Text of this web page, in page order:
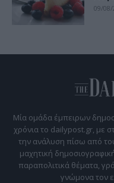
09/08/
Μία ομάδα έμπειρων
χρόνια το dailypost.gr, με
την ανάλυση πίσω από
μαχητική
παραπολιτικά θέματα,
γνώμονα τον